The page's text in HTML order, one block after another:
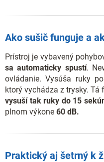
Ako sušič funguje a
Prístroj je vybavený
sa automaticky spustí.
ovládanie. Vysúša ruky
ktorý vychádza z trysky.
vysuší tak ruky do 15
plnom výkone 60 dB.
Praktický aj šetrný k